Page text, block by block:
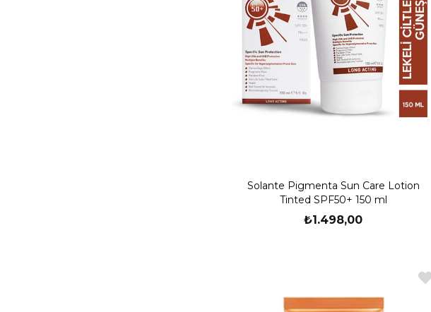
Solante Pigmenta Sun Care Lotion
Tinted SPF50+ 150 ml
₺1.498,00